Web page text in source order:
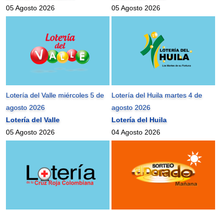
05 Agosto 2026
05 Agosto 2026
Lotería del Valle miércoles 5 de
agosto 2026
Lotería del Valle
05 Agosto 2026
Lotería del Huila martes 4 de
agosto 2026
Lotería del Huila
04 Agosto 2026